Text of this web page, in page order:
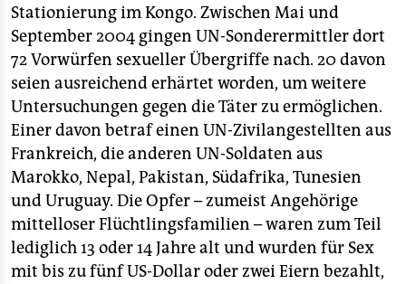
Stationierung im Kongo. Zwischen Mai und
September 2004 gingen UN-Sonderermittler dort
72 Vorwürfen sexueller Übergriffe nach. 20 davon
seien ausreichend erhärtet worden, um weitere
Untersuchungen gegen die Täter zu ermöglichen.
Einer davon betraf einen UN-Zivilangestellten aus
Frankreich, die anderen UN-Soldaten aus
Marokko, Nepal, Pakistan, Südafrika, Tunesien
und Uruguay. Die Opfer – zumeist Angehörige
mittelloser Flüchtlingsfamilien – waren zum Teil
lediglich 13 oder 14 Jahre alt und wurden für Sex
mit bis zu fünf US-Dollar oder zwei Eiern bezahlt,